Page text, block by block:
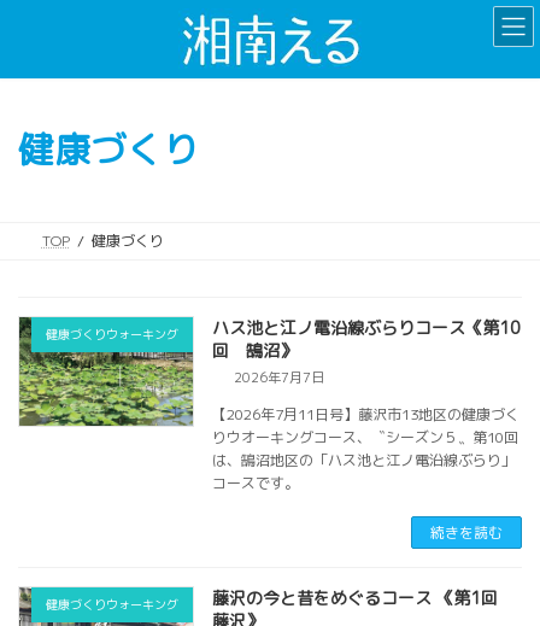
健康づくり
TOP 健康づくり
健康づくりウォーキング
ハス池と江ノ電沿線ぶらりコース《第10
回 鵠沼》
2026年7月7日
【2026年7月11日号】藤沢市13地区の健康づく
りウオーキングコース、〝シーズン５〟第10回
は、鵠沼地区の「ハス池と江ノ電沿線ぶらり」
コースです。
続きを読む
健康づくりウォーキング
藤沢の今と昔をめぐるコース 《第1回
藤沢》